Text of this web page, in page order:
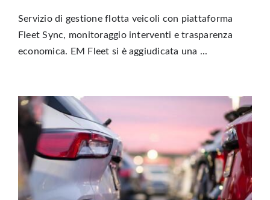
Servizio di gestione flotta veicoli con piattaforma
Fleet Sync, monitoraggio interventi e trasparenza
economica. EM Fleet si è aggiudicata una ...